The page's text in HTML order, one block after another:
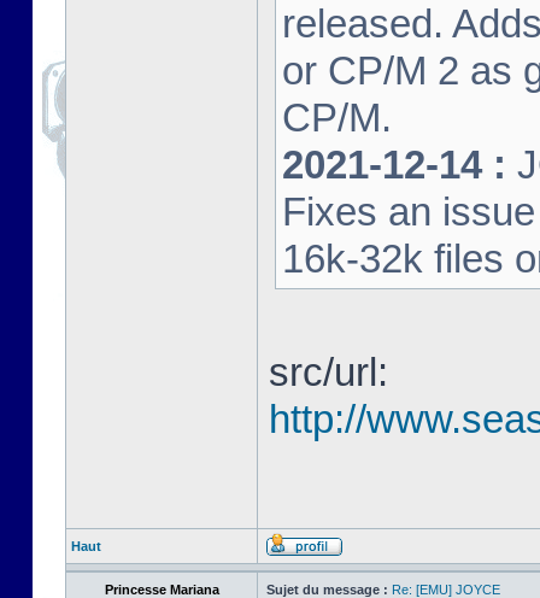
released.
or CP/M 2 as
CP/M.
2021-12-14 :
Fixes an
16k-32k files
src/url:
http://
Haut
Princesse Mariana Sujet du message : Re: [EMU] JOYCE